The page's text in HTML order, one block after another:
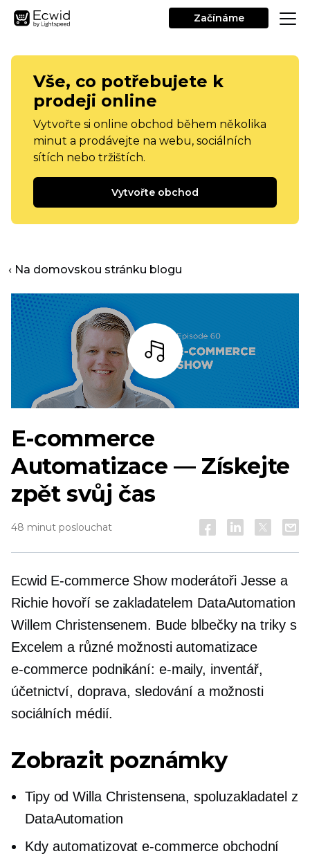
Začínáme
Vše, co potřebujete k
prodeji online
Vytvořte si online obchod během několika
minut a prodávejte na webu, sociálních
sítích nebo tržištích.
Vytvořte obchod
‹ Na domovskou stránku blogu
Poslouchat
E-commerce
Automatizace — Získejte
zpět svůj čas
48 minut poslouchat
Ecwid E-commerceShow moderátoři Jesse a
Richie hovoří se zakladatelem DataAutomation
Willem Christensenem. Bude blbečky na triky s
Excelem a různé možnosti automatizace
e-commerce podnikání: e-maily, inventář,
účetnictví, doprava, sledování a možnosti
sociálních médií.
Zobrazit poznámky
Tipy od Willa Christensena,spoluzakladatel z
DataAutomation
Kdy automatizovate-commerce obchodní